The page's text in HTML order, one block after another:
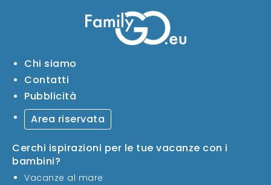
Chi siamo
Contatti
Pubblicità
Area riservata
Cerchi ispirazioni per le tue vacanze con i
bambini?
Vacanze al mare